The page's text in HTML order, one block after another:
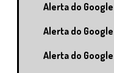
Alerta do
Alerta do
Alerta do